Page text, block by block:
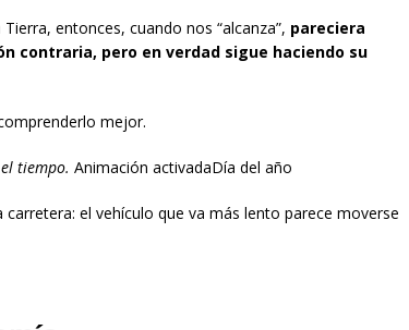
entonces, cuando nos “alcanza”, pareciera
contraria, pero en verdad sigue haciendo su
mejor.
tiempo. Animación activadaDía del año
el vehículo que va más lento parece moverse